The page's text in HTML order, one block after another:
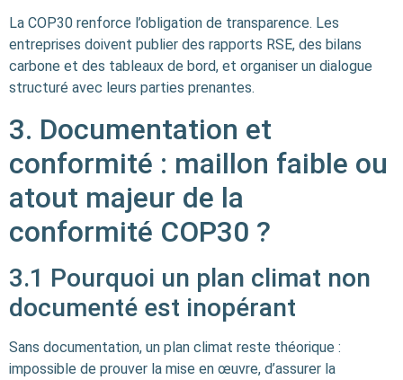
La COP30 renforce l’obligation de transparence. Les
entreprises doivent publier des rapports RSE, des bilans
carbone et des tableaux de bord, et organiser un dialogue
structuré avec leurs parties prenantes.
3. Documentation et
conformité : maillon faible ou
atout majeur de la
conformité COP30 ?
3.1 Pourquoi un plan climat non
documenté est inopérant
Sans documentation, un plan climat reste théorique :
impossible de prouver la mise en œuvre, d’assurer la